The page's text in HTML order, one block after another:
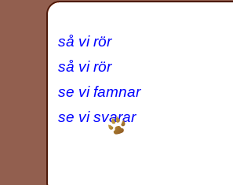
så vi rör
så vi rör
se vi famnar
se vi svarar